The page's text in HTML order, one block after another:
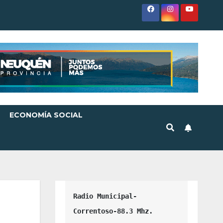
ECONOMÍA SOCIAL
Radio Municipal-
Correntoso-88.3 Mhz.